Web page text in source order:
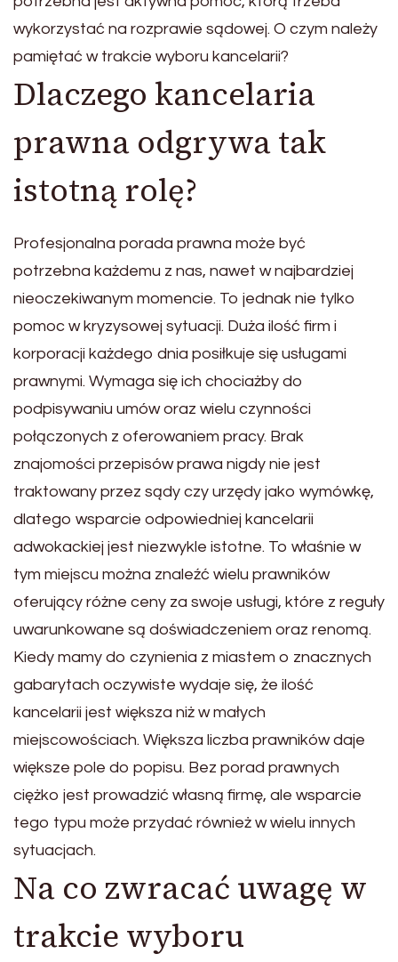
wykorzystać na rozprawie sądowej. O czym należy
pamiętać w trakcie wyboru kancelarii?
Dlaczego kancelaria
prawna odgrywa tak
istotną rolę?
Profesjonalna porada prawna może być
potrzebna każdemu z nas, nawet w najbardziej
nieoczekiwanym momencie. To jednak nie tylko
pomoc w kryzysowej sytuacji. Duża ilość firm i
korporacji każdego dnia posiłkuje się usługami
prawnymi. Wymaga się ich chociażby do
podpisywaniu umów oraz wielu czynności
połączonych z oferowaniem pracy. Brak
znajomości przepisów prawa nigdy nie jest
traktowany przez sądy czy urzędy jako wymówkę,
dlatego wsparcie odpowiedniej kancelarii
adwokackiej jest niezwykle istotne. To właśnie w
tym miejscu można znaleźć wielu prawników
oferujący różne ceny za swoje usługi, które z reguły
uwarunkowane są doświadczeniem oraz renomą.
Kiedy mamy do czynienia z miastem o znacznych
gabarytach oczywiste wydaje się, że ilość
kancelarii jest większa niż w małych
miejscowościach. Większa liczba prawników daje
większe pole do popisu. Bez porad prawnych
ciężko jest prowadzić własną firmę, ale wsparcie
tego typu może przydać również w wielu innych
sytuacjach.
Na co zwracać uwagę w
trakcie wyboru